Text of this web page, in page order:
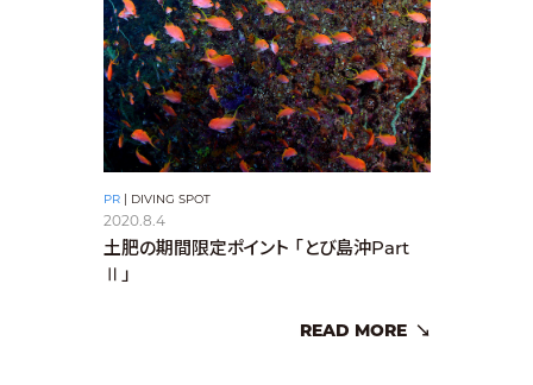
PR| DIVING SPOT
2020.8.4
土肥の期間限定ポイント 「とび島沖Part
Ⅱ」
READ MORE